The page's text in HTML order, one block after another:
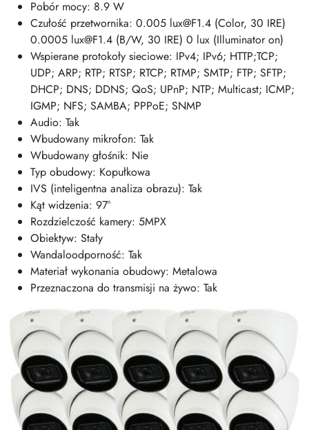
Pobór mocy: 8.9 W
Czułość przetwornika: 0.005 lux@F1.4 (Color, 30 IRE)
0.0005 lux@F1.4 (B/W, 30 IRE) 0 lux (Illuminator on)
Wspierane protokoły sieciowe: IPv4; IPv6; HTTP;TCP;
UDP; ARP; RTP; RTSP; RTCP; RTMP; SMTP; FTP; SFTP;
DHCP; DNS; DDNS; QoS; UPnP; NTP; Multicast; ICMP;
IGMP; NFS; SAMBA; PPPoE; SNMP
Audio: Tak
Wbudowany mikrofon: Tak
Wbudowany głośnik: Nie
Typ obudowy: Kopułkowa
IVS (inteligentna analiza obrazu): Tak
Kąt widzenia: 97°
Rozdzielczość kamery: 5MPX
Obiektyw: Stały
Wandaloodporność: Tak
Materiał wykonania obudowy: Metalowa
Przeznaczona do transmisji na żywo: Tak